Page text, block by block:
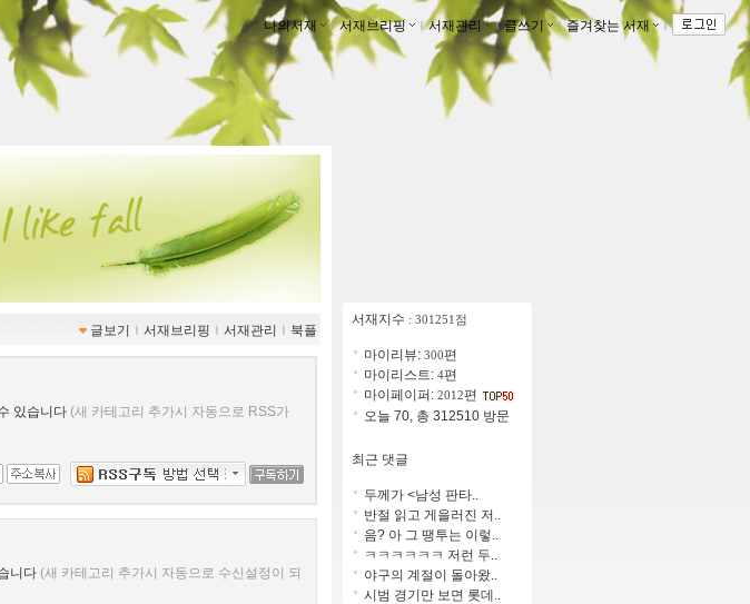
나의서재 ｌ서재브리핑 ｌ서재관리 ｌ글쓰기 ｌ즐겨찾는 서재 ｌ
글보기 ｌ 서재브리핑 ｌ 서재관리 ｌ 북플
있습니다 (새 카테고리 추가시 자동으로 RSS가
니다 (새 카테고리 추가시 자동으로 수신설정이 되
서재지수 : 301251점
마이리뷰: 300편
마이리스트: 4편
마이페이퍼: 2012편
오늘 70, 총 312510 방문
최근 댓글
두께가 <남성 판타..
반절 읽고 게을러진 저..
음? 아 그 땡투는 이렇..
ㅋㅋㅋㅋㅋㅋ 저런 두..
야구의 계절이 돌아왔..
시범 경기만 보면 롯데..